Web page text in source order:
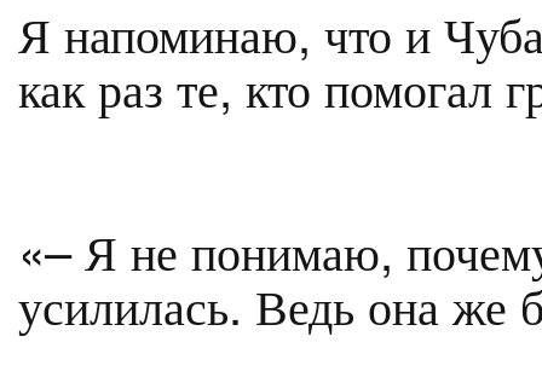
Я напоминаю, что и
как раз те, кто помогал
«– Я не понимаю,
усилилась. Ведь она же